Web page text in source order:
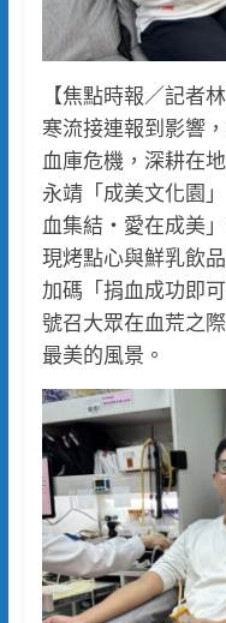
【焦點時報／記者
寒流接連報到影響
血庫危機，深耕在
永靖「成美文化園
血集結・愛在成美
現烤點心與鮮乳飲
加碼「捐血成功即
號召大眾在血荒之
最美的風景。